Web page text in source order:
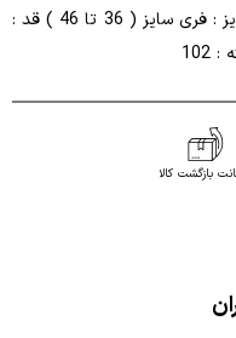
مانتو جنس : کوبایی رنگ : در چند رنگ سایز : فری سایز ( 36 تا 46 ) قد :
بازگشت کالا